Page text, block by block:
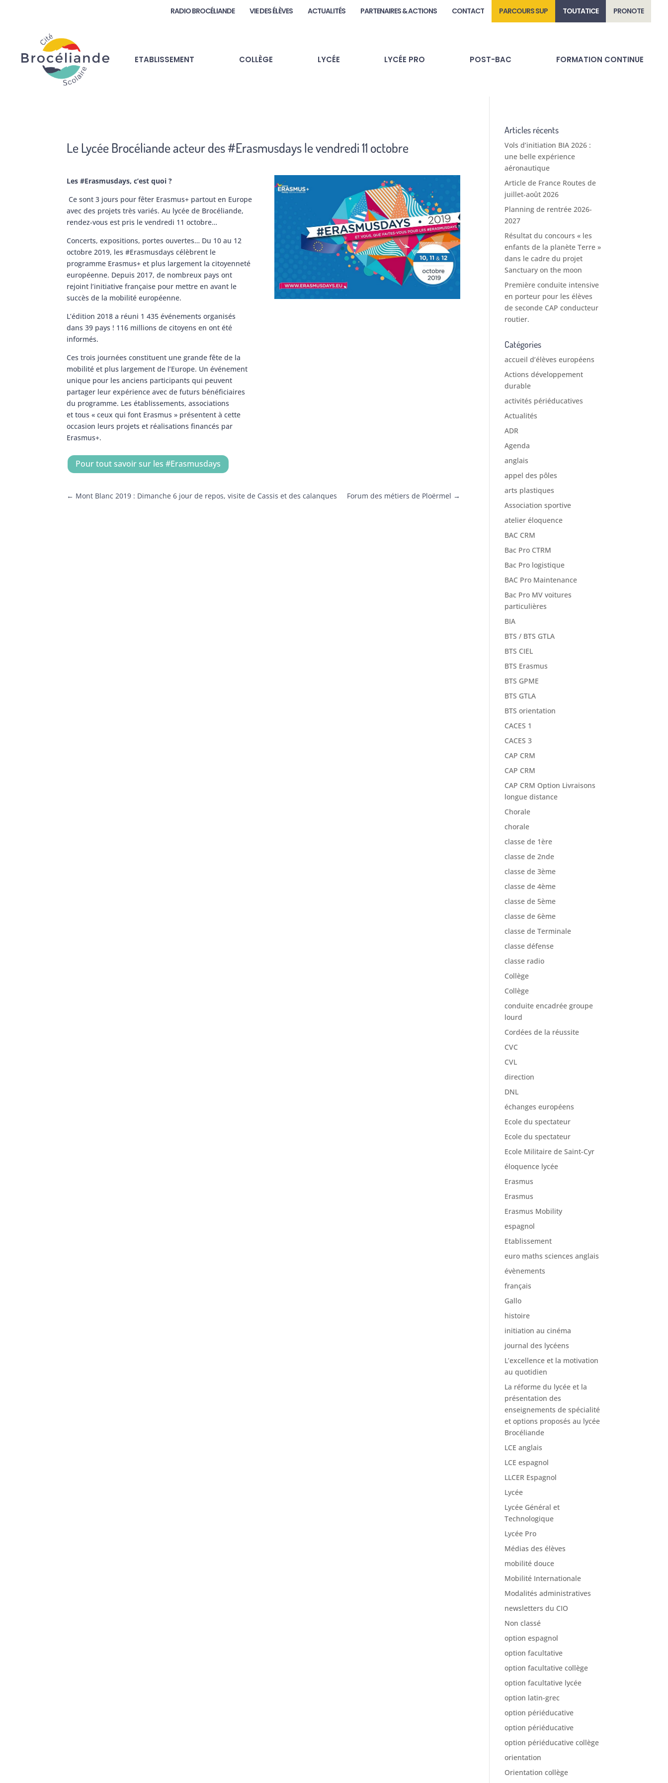
RADIO BROCÉLIANDE VIE DES ÉLÈVES ACTUALITÉS PARTENAIRES & ACTIONS CONTACT PARCOURS SUP TOUTATICE PRONOTE
ETABLISSEMENT COLLÈGE LYCÉE LYCÉE PRO POST-BAC FORMATION CONTINUE
Le Lycée Brocéliande acteur des #Erasmusdays le vendredi 11 octobre
Les #Erasmusdays, c’est quoi ?
Ce sont 3 jours pour fêter Erasmus+ partout en Europe
avec des projets très variés. Au lycée de Brocéliande,
rendez-vous est pris le vendredi 11 octobre…
Concerts, expositions, portes ouvertes… Du 10 au 12
octobre 2019, les #Erasmusdays célèbrent le
programme Erasmus+ et plus largement la citoyenneté
européenne. Depuis 2017, de nombreux pays ont
rejoint l’initiative française pour mettre en avant le
succès de la mobilité européenne.
L’édition 2018 a réuni 1 435 événements organisés
dans 39 pays ! 116 millions de citoyens en ont été
informés.
Ces trois journées constituent une grande fête de la
mobilité et plus largement de l’Europe. Un événement
unique pour les anciens participants qui peuvent
partager leur expérience avec de futurs bénéficiaires
du programme. Les établissements, associations
et tous « ceux qui font Erasmus » présentent à cette
occasion leurs projets et réalisations financés par
Erasmus+.
Pour tout savoir sur les #Erasmusdays
← Mont Blanc 2019 : Dimanche 6 jour de repos, visite de Cassis et des calanques Forum des métiers de Ploërmel →
Articles récents
Vols d’initiation BIA 2026 :
une belle expérience
aéronautique
Article de France Routes de
juillet-août 2026
Planning de rentrée 2026-
2027
Résultat du concours « les
enfants de la planète Terre »
dans le cadre du projet
Sanctuary on the moon
Première conduite intensive
en porteur pour les élèves
de seconde CAP conducteur
routier.
Catégories
accueil d’élèves européens
Actions développement
durable
activités périéducatives
Actualités
ADR
Agenda
anglais
appel des pôles
arts plastiques
Association sportive
atelier éloquence
BAC CRM
Bac Pro CTRM
Bac Pro logistique
BAC Pro Maintenance
Bac Pro MV voitures
particulières
BIA
BTS / BTS GTLA
BTS CIEL
BTS Erasmus
BTS GPME
BTS GTLA
BTS orientation
CACES 1
CACES 3
CAP CRM
CAP CRM
CAP CRM Option Livraisons
longue distance
Chorale
chorale
classe de 1ère
classe de 2nde
classe de 3ème
classe de 4ème
classe de 5ème
classe de 6ème
classe de Terminale
classe défense
classe radio
Collège
Collège
conduite encadrée groupe
lourd
Cordées de la réussite
CVC
CVL
direction
DNL
échanges européens
Ecole du spectateur
Ecole du spectateur
Ecole Militaire de Saint-Cyr
éloquence lycée
Erasmus
Erasmus
Erasmus Mobility
espagnol
Etablissement
euro maths sciences anglais
évènements
français
Gallo
histoire
initiation au cinéma
journal des lycéens
L’excellence et la motivation
au quotidien
La réforme du lycée et la
présentation des
enseignements de spécialité
et options proposés au lycée
Brocéliande
LCE anglais
LCE espagnol
LLCER Espagnol
Lycée
Lycée Général et
Technologique
Lycée Pro
Médias des élèves
mobilité douce
Mobilité Internationale
Modalités administratives
newsletters du CIO
Non classé
option espagnol
option facultative
option facultative collège
option facultative lycée
option latin-grec
option périéducative
option périéducative
option périéducative collège
orientation
Orientation collège